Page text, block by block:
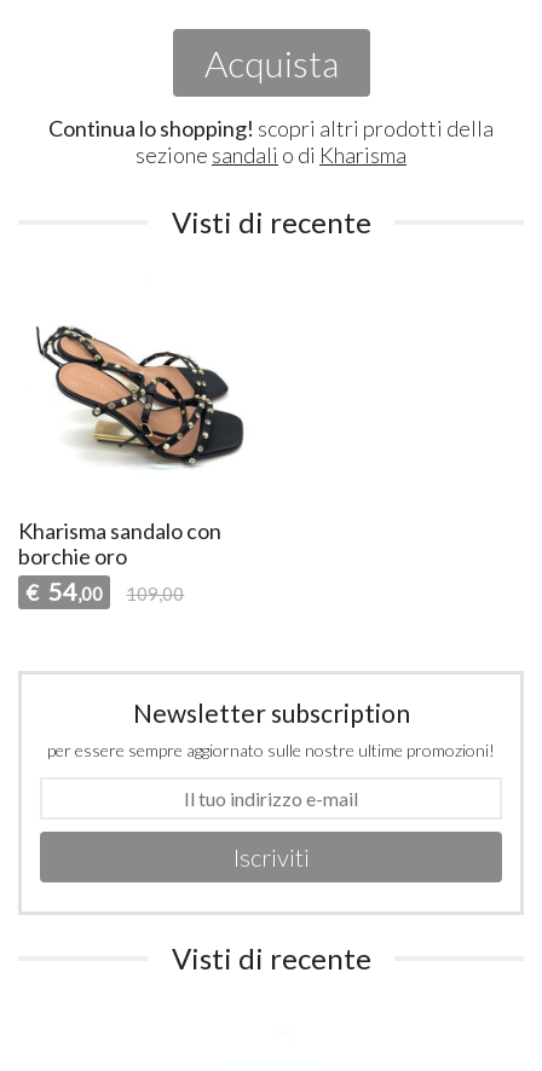
Acquista
Continua lo shopping! scopri altri prodotti della
sezione sandali o di Kharisma
Visti di recente
Kharisma sandalo con
borchie oro
€ 54,00 109,00
Newsletter subscription
per essere sempre aggiornato sulle nostre ultime promozioni!
Iscriviti
Visti di recente